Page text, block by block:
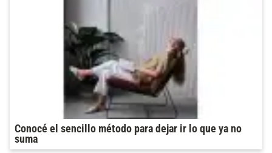
Conocé el sencillo método para dejar ir lo que ya no
suma